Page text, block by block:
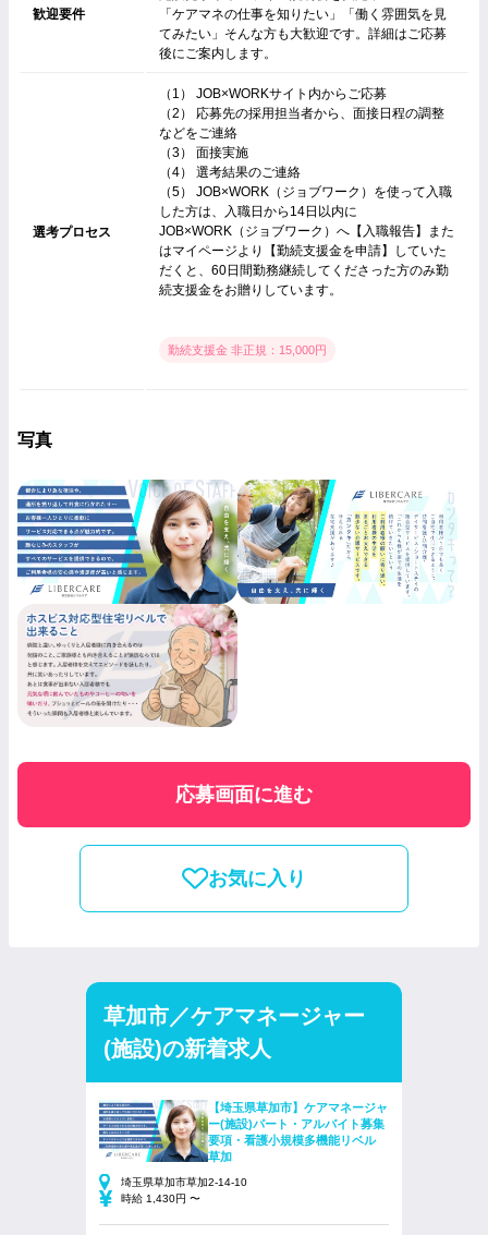
歓迎要件
「ケアマネの仕事を知りたい」「働く雰囲気を見
てみたい」そんな方も大歓迎です。詳細はご応募
後にご案内します。
選考プロセス
（1） JOB×WORKサイト内からご応募
（2） 応募先の採用担当者から、面接日程の調整
などをご連絡
（3） 面接実施
（4） 選考結果のご連絡
（5） JOB×WORK（ジョブワーク）を使って入職
した方は、入職日から14日以内に
JOB×WORK（ジョブワーク）へ【入職報告】また
はマイページより【勤続支援金を申請】していた
だくと、60日間勤務継続してくださった方のみ勤
続支援金をお贈りしています。
勤続支援金 非正規：15,000円
写真
応募画面に進む
お気に入り
草加市／ケアマネージャー
(施設)の新着求人
【埼玉県草加市】ケアマネージャ
ー(施設)パート・アルバイト募集
要項・看護小規模多機能リベル
草加
埼玉県草加市草加2-14-10
時給 1,430円 〜